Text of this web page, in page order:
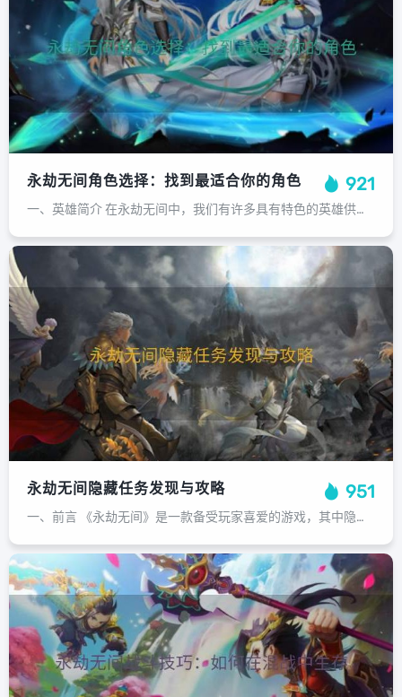
永劫无间角色选择：找到最适合你的角色 921
一、英雄简介 在永劫无间中，我们有许多具有特色的英雄供玩家选择。每个英雄都有自己独特的技能和角色定位，有的适合进攻，有的适合防守，有的则能在关键时刻扭转战局。以下是每个英雄的简要介绍：1.宁红夜：擅长控制和迷惑对手，能利用独...
永劫无间隐藏任务发现与攻略 951
一、前言 《永劫无间》是一款备受玩家喜爱的游戏，其中隐藏任务给玩家带来了更多的游戏乐趣和挑战。本篇文章将为大家介绍一些隐藏任务的发现和攻略技巧。二、任务解析 1. 隐藏成就任务：通过游戏中的某些特定条件，可以触发隐藏成就任务...